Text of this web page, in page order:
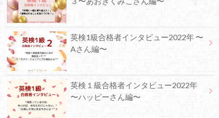
英検1級合格者インタビュー2022年 〜
Aさん編〜
英検１級合格者インタビュー2022年
〜ハッピーさん編〜